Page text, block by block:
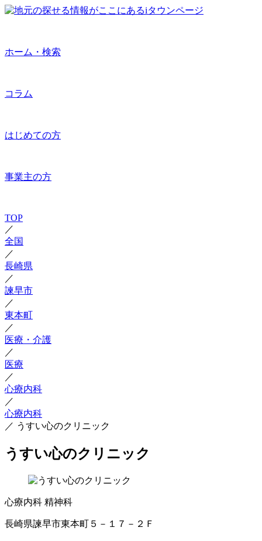
ホーム・検索
コラム
はじめての方
事業主の方
TOP
／
全国
／
長崎県
／
諫早市
／
東本町
／
医療・介護
／
医療
／
心療内科
／
心療内科
／ うすい心のクリニック
うすい心のクリニック
心療内科 精神科
長崎県諫早市東本町５－１７－２Ｆ